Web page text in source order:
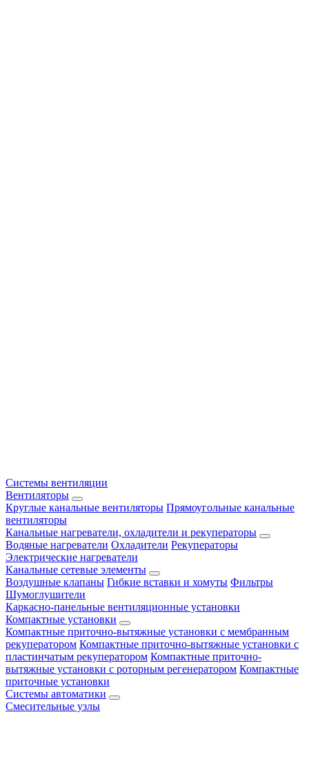
Системы вентиляции
Вентиляторы
Круглые канальные вентиляторы Прямоугольные канальные
вентиляторы
Канальные нагреватели, охладители и рекуператоры
Водяные нагреватели Охладители Рекуператоры
Электрические нагреватели
Канальные сетевые элементы
Воздушные клапаны Гибкие вставки и хомуты Фильтры
Шумоглушители
Каркасно-панельные вентиляционные установки
Компактные установки
Компактные приточно-вытяжные установки с мембранным
рекуператором Компактные приточно-вытяжные установки с
пластинчатым рекуператором Компактные приточно-
вытяжные установки с роторным регенератором Компактные
приточные установки
Системы автоматики
Смесительные узлы